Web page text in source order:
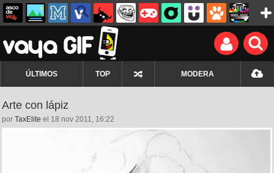
ÚLTIMOS TOP MODERA
Arte con lápiz
por TaxElite el 18 nov 2011, 16:22